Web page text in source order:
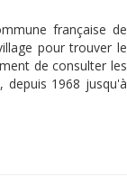
française de
pour trouver le
de consulter les
depuis 1968 jusqu'à